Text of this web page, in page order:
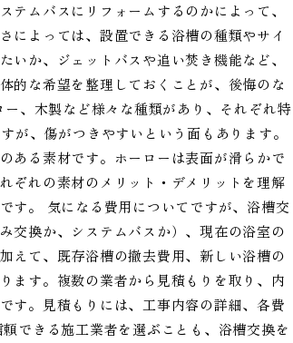
ムバスにリフォームするのかによって、
によっては、設置できる浴槽の種類やサイ
か、ジェットバスや追い焚き機能など、
的な希望を整理しておくことが、後悔のな
、木製など様々な種類があり、それぞれ特
、傷がつきやすいという面もあります。
ある素材です。ホーローは表面が滑らかで
ぞれの素材のメリット・デメリットを理解
す。 気になる費用についてですが、浴槽交
交換か、システムバスか）、現在の浴室の
えて、既存浴槽の撤去費用、新しい浴槽の
ます。複数の業者から見積もりを取り、内
す。見積もりには、工事内容の詳細、各費
できる施工業者を選ぶことも、浴槽交換を